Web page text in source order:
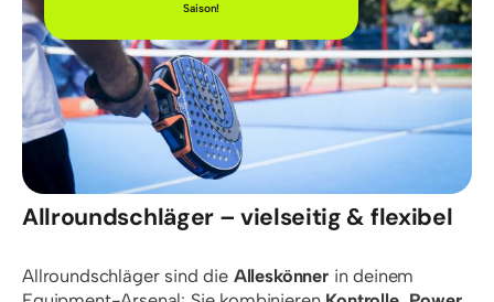
Training
Saison!
Allroundschläger – vielseitig & flexibel
Allroundschläger sind die Alleskönnerin deinem